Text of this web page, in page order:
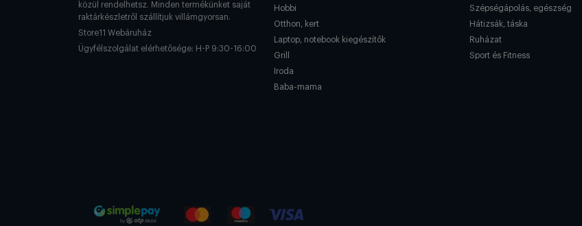
közül rendelhetsz. Minden termékünket saját
raktárkészletről szállítjuk villámgyorsan.
Store11 Webáruház
Ügyfélszolgálat elérhetősége: H-P 9:30-16:00
Hobbi
Otthon, kert
Laptop, notebook kiegészítők
Grill
Iroda
Baba-mama
Szépségápolás, egészség
Hátizsák, táska
Ruházat
Sport és Fitness